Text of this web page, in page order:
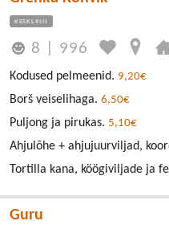
KESKLINN
8 996
Kodused pelmeenid. 9,20€
Borš veiselihaga. 6,50€
Puljong ja pirukas. 5,10€
Ahjulõhe + ahjujuurviljad,
Tortilla kana, köögiviljade ja
Guru